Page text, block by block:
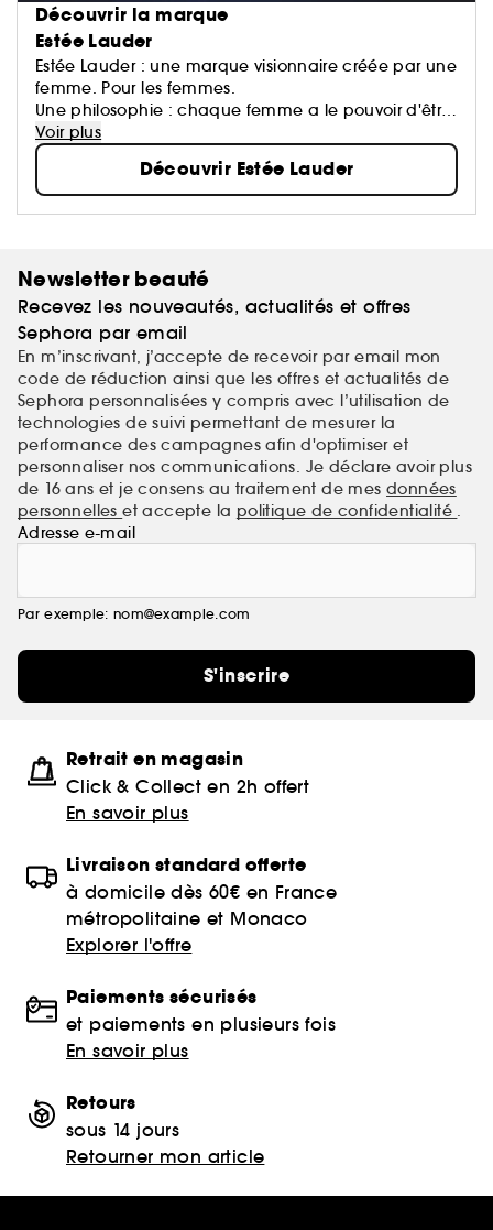
Découvrir la marque
Estée Lauder
Estée Lauder : une marque visionnaire créée par une
femme. Pour les femmes.
Une philosophie : chaque femme a le pouvoir d'être
belle.
Une exigence : offrir le meilleur de la Recherche, de
l'Innovation et du Service.
Une signature : des technologies soin d'avant-garde,
un maquillage pro, des parfums incarnés.
Voir plus
Découvrir Estée Lauder
Newsletter beauté
Recevez les nouveautés, actualités et offres
Sephora par email
En m’inscrivant, j’accepte de recevoir par email mon
code de réduction ainsi que les offres et actualités de
Sephora personnalisées y compris avec l’utilisation de
technologies de suivi permettant de mesurer la
performance des campagnes afin d'optimiser et
personnaliser nos communications. Je déclare avoir plus
de 16 ans et je consens au traitement de mes données
personnelleset accepte la politique de confidentialité .
Adresse e-mail
Par exemple: nom@example.com
S'inscrire
Retrait en magasin
Click & Collect en 2h offert
En savoir plus
Livraison standard offerte
à domicile dès 60€ en France
métropolitaine et Monaco
Explorer l'offre
Paiements sécurisés
et paiements en plusieurs fois
En savoir plus
Retours
sous 14 jours
Retourner mon article